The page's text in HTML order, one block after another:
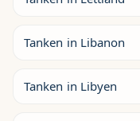
Tanken in Libanon
Tanken in Libyen